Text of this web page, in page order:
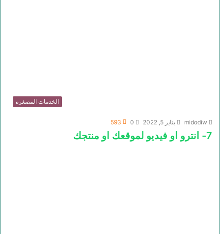
الخدمات المصغره
midodiw يناير 5, 2022 0
593
7- انترو او فيديو لموقعك او منتجك